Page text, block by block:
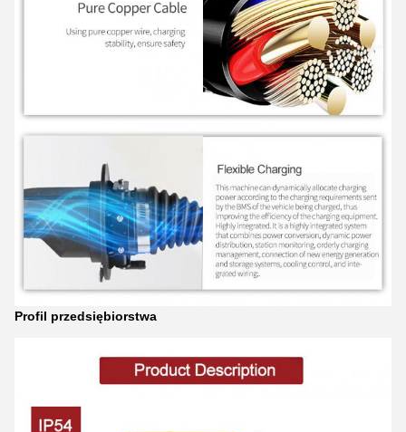
Profil przedsiębiorstwa